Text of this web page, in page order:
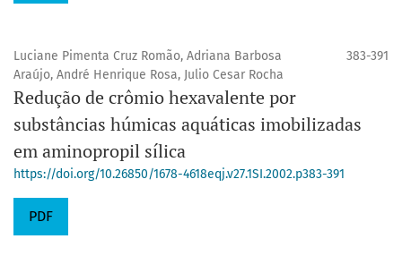
Luciane Pimenta Cruz Romão, Adriana Barbosa
Araújo, André Henrique Rosa, Julio Cesar Rocha
383-391
Redução de crômio hexavalente por
substâncias húmicas aquáticas imobilizadas
em aminopropil sílica
https://doi.org/10.26850/1678-4618eqj.v27.1SI.2002.p383-391
PDF